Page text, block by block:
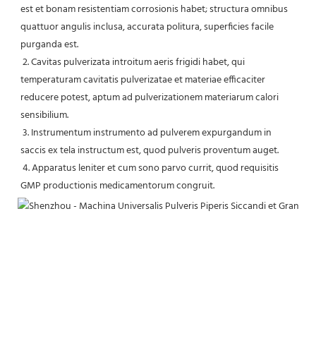
est et bonam resistentiam corrosionis habet; structura omnibus
quattuor angulis inclusa, accurata politura, superficies facile
purganda est.
temperaturam cavitatis pulverizatae et materiae efficaciter
reducere potest, aptum ad pulverizationem materiarum calori
sensibilium.
saccis ex tela instructum est, quod pulveris proventum auget.
GMP productionis medicamentorum congruit.